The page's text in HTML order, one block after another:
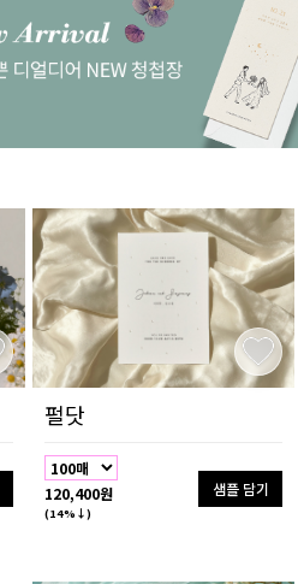
펄닷
120,400원
(14%↓)
샘플 담기